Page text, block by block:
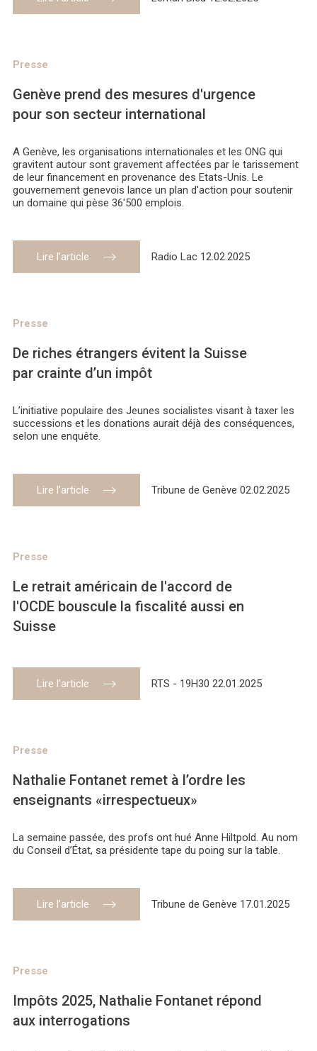
Presse
Genève prend des mesures d'urgence
pour son secteur international
A Genève, les organisations internationales et les ONG qui
gravitent autour sont gravement affectées par le tarissement
de leur financement en provenance des Etats-Unis. Le
gouvernement genevois lance un plan d'action pour soutenir
un domaine qui pèse 36'500 emplois.
Lire l’article Radio Lac 12.02.2025
Presse
De riches étrangers évitent la Suisse
par crainte d’un impôt
L’initiative populaire des Jeunes socialistes visant à taxer les
successions et les donations aurait déjà des conséquences,
selon une enquête.
Lire l’article Tribune de Genève 02.02.2025
Presse
Le retrait américain de l'accord de
l'OCDE bouscule la fiscalité aussi en
Suisse
Lire l’article RTS - 19H30 22.01.2025
Presse
Nathalie Fontanet remet à l’ordre les
enseignants «irrespectueux»
La semaine passée, des profs ont hué Anne Hiltpold. Au nom
du Conseil d’État, sa présidente tape du poing sur la table.
Lire l’article Tribune de Genève 17.01.2025
Presse
Impôts 2025, Nathalie Fontanet répond
aux interrogations